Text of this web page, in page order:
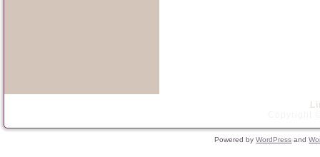
Powered byWordPress and